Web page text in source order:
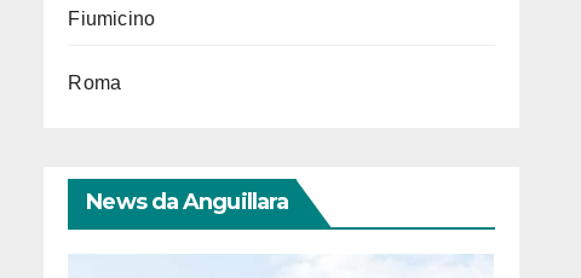
Fiumicino
Roma
News da Anguillara